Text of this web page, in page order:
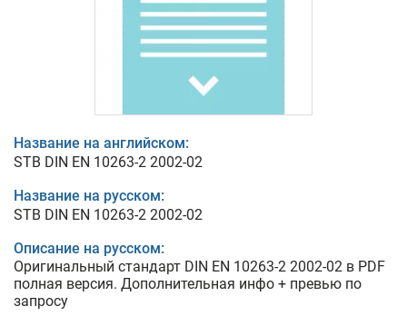
Название на английском:
STB DIN EN 10263-2 2002-02
Название на русском:
STB DIN EN 10263-2 2002-02
Описание на русском:
Оригинальный стандарт DIN EN 10263-2 2002-02 в PDF
полная версия. Дополнительная инфо + превью по
запросу